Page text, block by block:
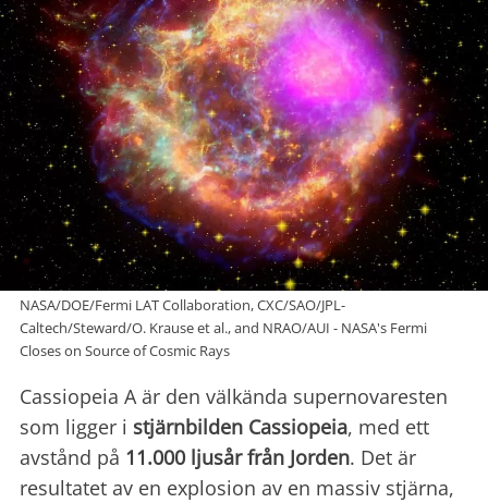
NASA/DOE/Fermi LAT Collaboration, CXC/SAO/JPL-
Caltech/Steward/O. Krause et al., and NRAO/AUI - NASA's Fermi
Closes on Source of Cosmic Rays
Cassiopeia A är den välkända supernovaresten
som ligger i stjärnbilden Cassiopeia, med ett
avstånd på 11.000 ljusår från Jorden. Det är
resultatet av en explosion av en massiv stjärna,